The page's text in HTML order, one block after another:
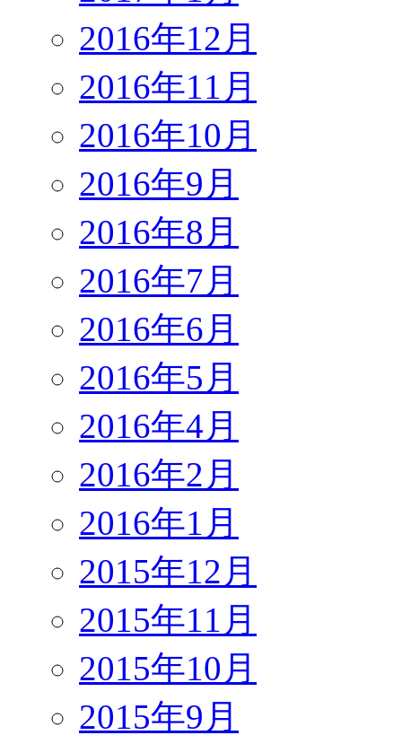
2016年12月
2016年11月
2016年10月
2016年9月
2016年8月
2016年7月
2016年6月
2016年5月
2016年4月
2016年2月
2016年1月
2015年12月
2015年11月
2015年10月
2015年9月